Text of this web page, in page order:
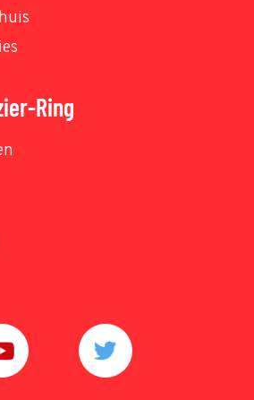
Ring